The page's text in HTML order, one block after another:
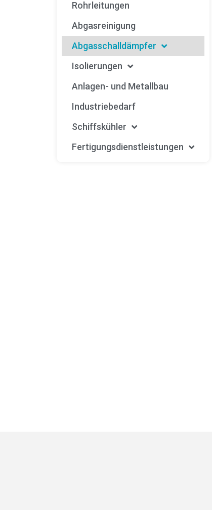
Rohrleitungen
Abgasreinigung
Abgasschalldämpfer
Isolierungen
Anlagen- und Metallbau
Industriebedarf
Schiffskühler
Fertigungsdienstleistungen